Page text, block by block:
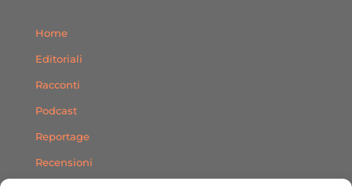
Home
Editoriali
Racconti
Podcast
Reportage
Recensioni